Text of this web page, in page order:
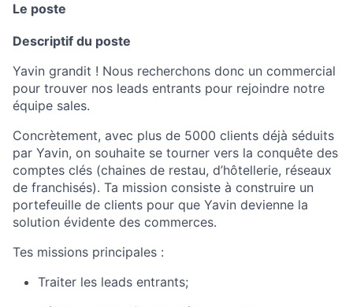
Le poste
Descriptif du poste
Yavin grandit ! Nous recherchons donc un commercial
pour trouver nos leads entrants pour rejoindre notre
équipe sales.
Concrètement, avec plus de 5000 clients déjà séduits
par Yavin, on souhaite se tourner vers la conquête des
comptes clés (chaines de restau, d’hôtellerie, réseaux
de franchisés). Ta mission consiste à construire un
portefeuille de clients pour que Yavin devienne la
solution évidente des commerces.
Tes missions principales :
Traiter les leads entrants;